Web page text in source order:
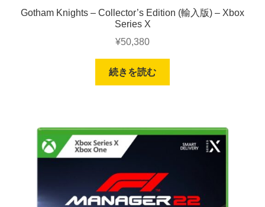
Gotham Knights – Collector’s Edition (輸入版) – Xbox
Series X
¥50,380
続きを読む